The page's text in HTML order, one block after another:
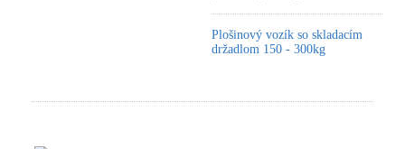
Plošinový vozík so skladacím
držadlom 150 - 300kg